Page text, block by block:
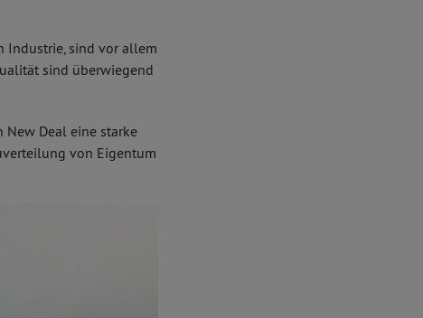
Industrie, sind vor allem
sind überwiegend
Deal eine starke
von Eigentum